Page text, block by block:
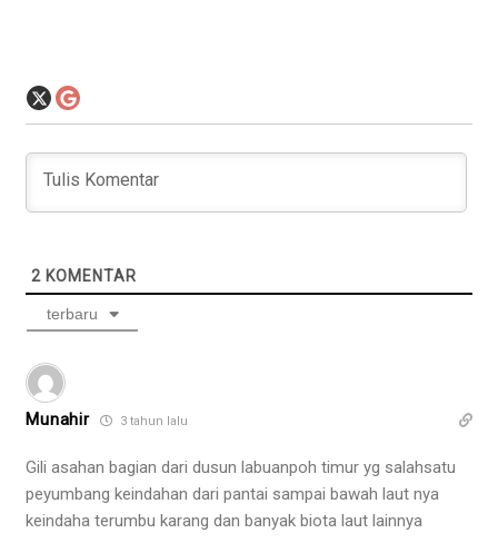
2 KOMENTAR
terbaru
Munahir 3 tahun lalu
Gili asahan bagian dari dusun labuanpoh timur yg salahsatu
peyumbang keindahan dari pantai sampai bawah laut nya
keindaha terumbu karang dan banyak biota laut lainnya